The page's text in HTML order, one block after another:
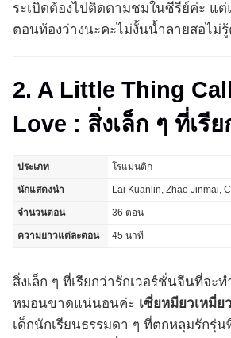
ระเบิดต้องไปติดตามชมในซีรีย์ค่ะ แ
ตอนท้องว่างนะคะไม่งั้นน้ำลายสอไม่
2. A Little Thing
Love : สิ่งเล็ก ๆ ที่เรี
ประเภท โรแมนติก
นักแสดงนำ Lai Kuanlin, Zhao Jinmai,
จำนวนตอน 36 ตอน
ความยาวแต่ละตอน 45 นาที
สิ่งเล็ก ๆ ที่เรียกว่ารักเวอร์ชั่นจีนที่จะ
หมอนขาดแน่นอนค่ะ เซี่ยหมียวเหมี่ยว
เด็กนักเรียนธรรมดา ๆ ที่ตกหลุมรักรุ่